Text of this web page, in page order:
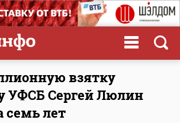
взятку
УФСБ Сергей Люлин
семь лет